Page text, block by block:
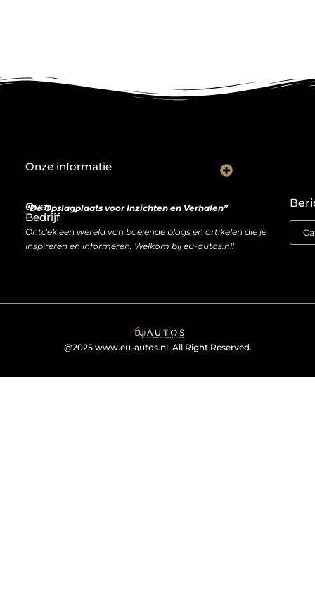
Over
Bedrijf
“De Opslagplaats voor Inzichten en Verhalen”
Ontdek een wereld van boeiende blogs en artikelen die je
inspireren en informeren. Welkom bij eu-autos.nl!
Onze informatie
@2025 www.eu-autos.nl. All Right Reserved.